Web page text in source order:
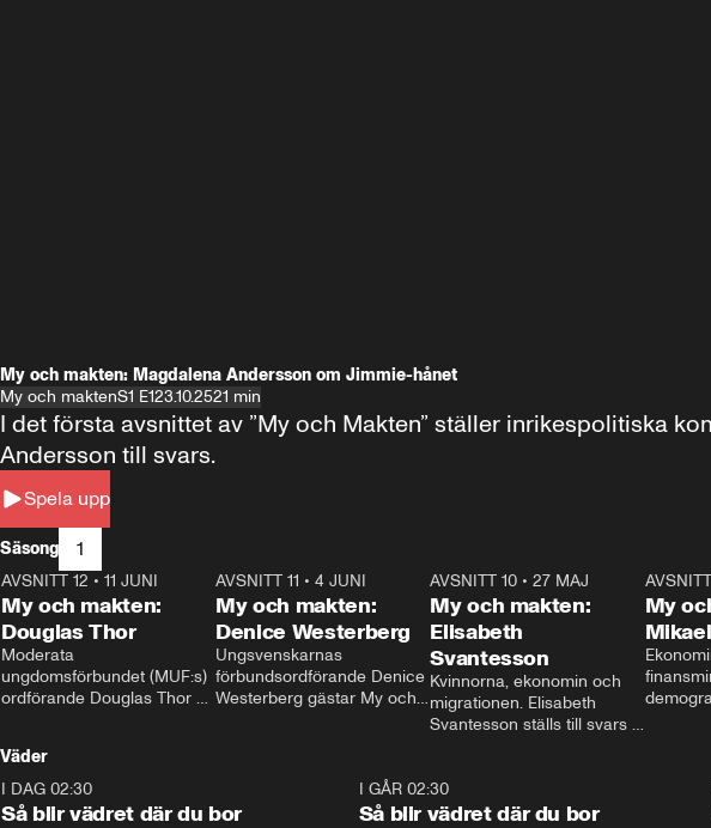
My och makten: Magdalena Andersson om Jimmie-hånet
My och maktenS1 E123.10.2521 min
Spela upp
I det första avsnittet av ”My och Makten” ställer inrikespolitiska
Andersson till svars.
Säsong 1
26:27
AVSNITT 12 • 11 JUNI
My och makten:
Douglas Thor
Moderata
ungdomsförbundet (MUF:s)
ordförande Douglas Thor
tonårsutvisningarna och hur
Moderaterna ska locka
väljare till valet i höst.
23:40
AVSNITT 11 •4 JUNI
My och makten:
Denice Westerberg
Ungsvenskarnas
förbundsordförande Denice
Westerberg gästar My och
AVSNITT 10 •27 MAJ
My och makten:
Elisabeth
Svantesson
Kvinnorna, ekonomin och
migrationen. Elisabeth
Svantesson ställs till svars
My
Väder
I DAG 02:30
Så blir vädret där du bor
I GÅR 02:30
Så blir vädret där du bor